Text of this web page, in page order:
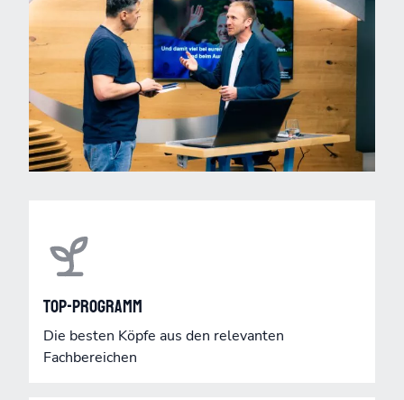
Top-Programm
Die besten Köpfe aus den relevanten
Fachbereichen